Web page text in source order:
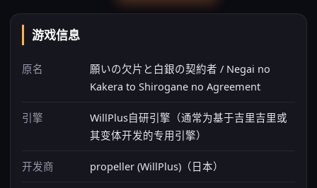
游戏信息
原名
願いの欠片と白銀の契約者 / Negai no
Kakera to Shirogane no Agreement
引擎
WillPlus自研引擎（通常为基于吉里吉里或
其变体开发的专用引擎）
开发商 propeller (WillPlus)（日本）